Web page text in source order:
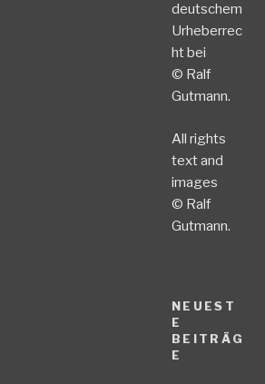
deutschem
Urheberrec
ht bei
© Ralf
Gutmann.
All rights
text and
images
© Ralf
Gutmann.
NEUEST
E
BEITRÄG
E